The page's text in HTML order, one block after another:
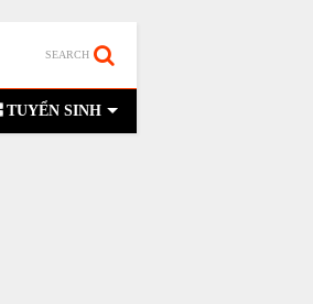
SEARCH
TUYỂN SINH